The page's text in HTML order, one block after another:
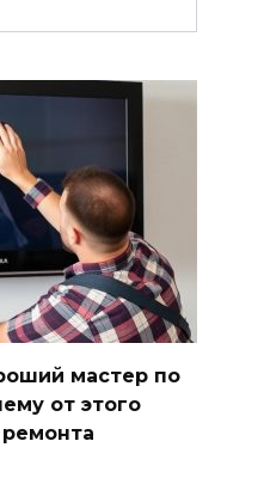
мастер по
от этого
ремонта